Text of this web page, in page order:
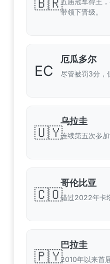
🇧🇷带领下晋级。
EC
厄瓜多尔
尽管被罚3分，
🇺🇾
乌拉圭
连续第五次参
🇨🇴
哥伦比亚
错过2022年卡
🇵🇾
巴拉圭
2010年以来首